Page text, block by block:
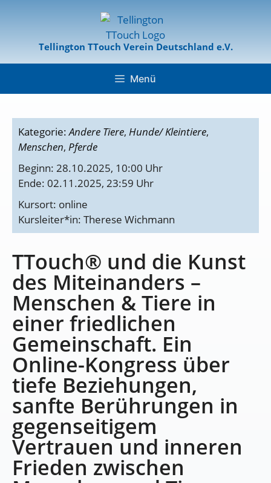
Tellington TTouch Verein Deutschland e.V.
Menü
Kategorie:Andere Tiere, Hunde/ Kleintiere,
Menschen, Pferde
Beginn: 28.10.2025, 10:00 Uhr
Ende: 02.11.2025, 23:59 Uhr
Kursort: online
Kursleiter*in: Therese Wichmann
TTouch® und die Kunst
des Miteinanders –
Menschen & Tiere in
einer friedlichen
Gemeinschaft. Ein
Online-Kongress über
tiefe Beziehungen,
sanfte Berührungen in
gegenseitigem
Vertrauen und inneren
Frieden zwischen